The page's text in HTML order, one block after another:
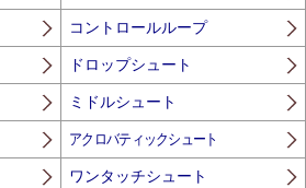
コントロールループ
ドロップシュート
ミドルシュート
アクロバティックシュート
ワンタッチシュート